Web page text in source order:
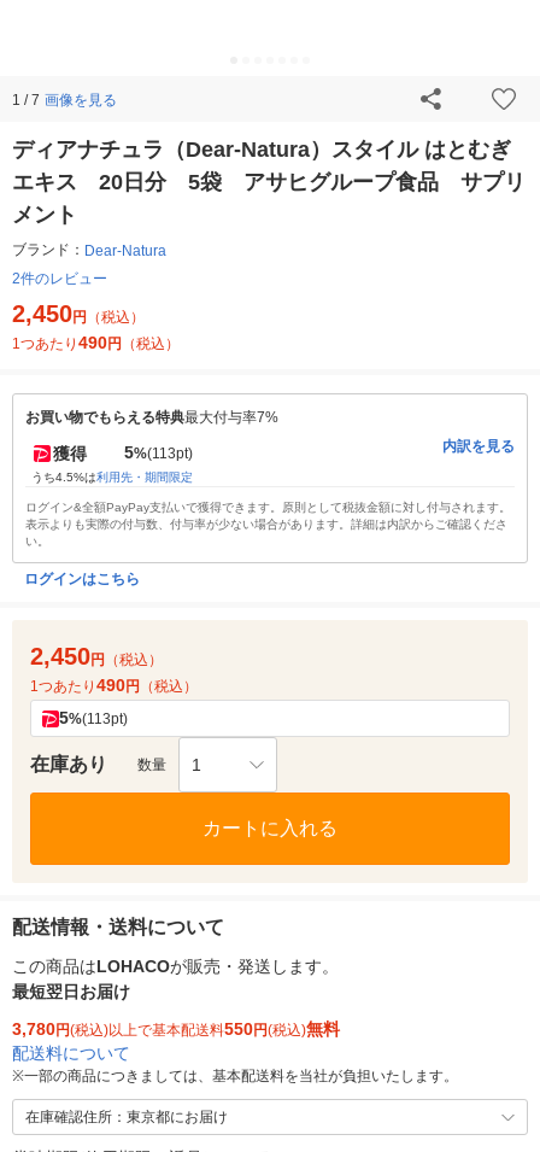
1 / 7 画像を見る
ディアナチュラ（Dear-Natura）スタイル はとむぎ
エキス 20日分 5袋 アサヒグループ食品 サプリ
メント
ブランド： Dear-Natura
2件のレビュー
2,450円
（税込）
1つあたり 490円 （税込）
お買い物でもらえる特典最大付与率7%
獲得 5%(113pt)
うち4.5%は利用先・期間限定
内訳を見る
ログイン&全額PayPay支払いで獲得できます。原則として税抜金額に対し付与されます。
表示よりも実際の付与数、付与率が少ない場合があります。詳細は内訳からご確認くださ
い。
ログインはこちら
2,450円
（税込）
1つあたり 490円 （税込）
5%(113pt)
在庫あり 数量 1
カートに入れる
配送情報・送料について
この商品はLOHACOが販売・発送します。
最短翌日お届け
3,780円(税込)以上で基本配送料550円(税込)無料
配送料について
※一部の商品につきましては、基本配送料を当社が負担いたします。
在庫確認住所：東京都にお届け